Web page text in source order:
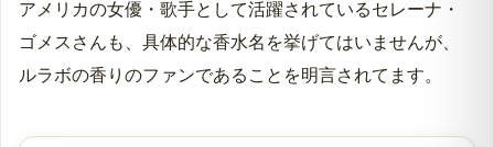
アメリカの女優・歌手として活躍されているセレーナ・
ゴメスさんも、具体的な香水名を挙げてはいませんが、
ルラボの香りのファンであることを明言されてます。